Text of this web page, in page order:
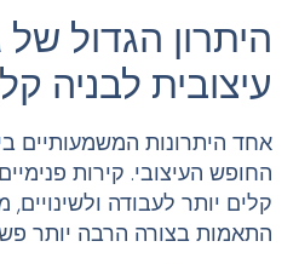
היתרון הגדול
עיצובית לבניה
אחד היתרונות המשמעותיים
החופש העיצובי. קירות
קלים יותר לעבודה
התאמות בצורה הרבה יותר